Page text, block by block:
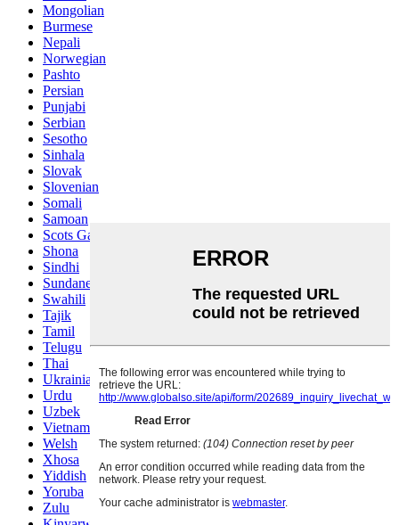
Mongolian
Burmese
Nepali
Norwegian
Pashto
Persian
Punjabi
Serbian
Sesotho
Sinhala
Slovak
Slovenian
Somali
Samoan
Scots Gaelic
Shona
Sindhi
Sundanese
Swahili
Tajik
Tamil
Telugu
Thai
Ukrainian
Urdu
Uzbek
Vietnamese
Welsh
Xhosa
Yiddish
Yoruba
Zulu